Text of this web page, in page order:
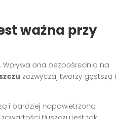
ważna przy
ona bezpośrednio na
zazwyczaj tworzy gęstszą i
i bardziej napowietrzoną